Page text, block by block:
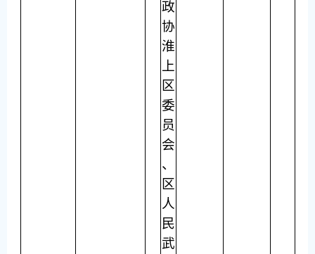
政
协
淮
上
区
委
员
会
、
区
人
民
武